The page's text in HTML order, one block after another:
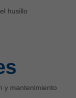
husillo
y mantenimiento